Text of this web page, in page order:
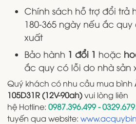
Chính sách hỗ trợ đổi trả
180-365 ngày nếu ắc
xuất
Bảo hành 1 đổi 1 hoặc
ắc quy có lỗi do nhà sản
Quý khách có nhu cầu mua bình
105D31R (12V-90ah)vui lòng liên
hệ Hotline: 0987.396.499 -
tuyến qua website: